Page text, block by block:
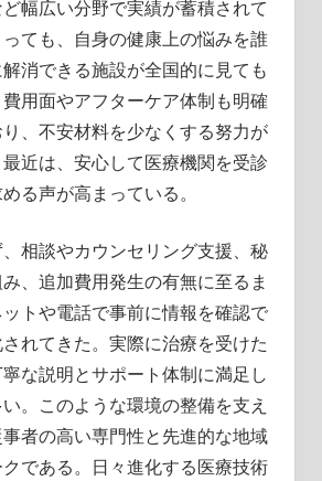
幅広い分野で実績が蓄積されて
ても、自身の健康上の悩みを誰
消できる施設が全国的に見ても
用面やアフターケア体制も明確
、不安材料を少なくする努力が
近は、安心して医療機関を受診
る声が高まっている。
相談やカウンセリング支援、秘
、追加費用発生の有無に至るま
トや電話で事前に情報を確認で
れてきた。実際に治療を受けた
な説明とサポート体制に満足し
。このような環境の整備を支え
者の高い専門性と先進的な地域
である。日々進化する医療技術